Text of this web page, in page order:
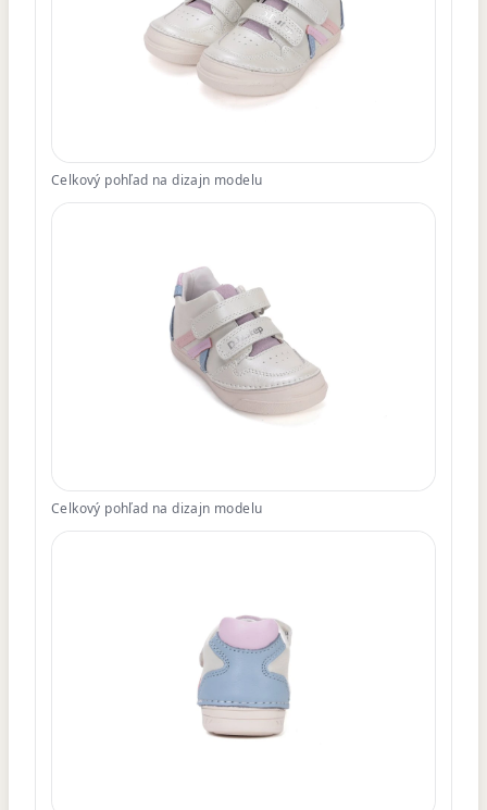
Celkový pohľad na dizajn modelu
Celkový pohľad na dizajn modelu